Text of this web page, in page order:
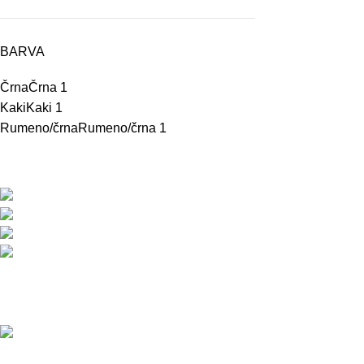
BARVA
ČrnaČrna 1
KakiKaki 1
Rumeno/črnaRumeno/črna 1